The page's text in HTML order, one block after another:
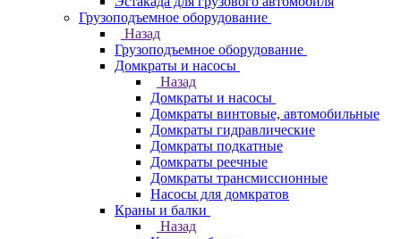
Грузоподъемное оборудование
Назад
Грузоподъемное оборудование
Домкраты и насосы
Назад
Домкраты и насосы
Домкраты винтовые, автомобильные
Домкраты гидравлические
Домкраты подкатные
Домкраты реечные
Домкраты трансмиссионные
Насосы для домкратов
Краны и балки
Назад